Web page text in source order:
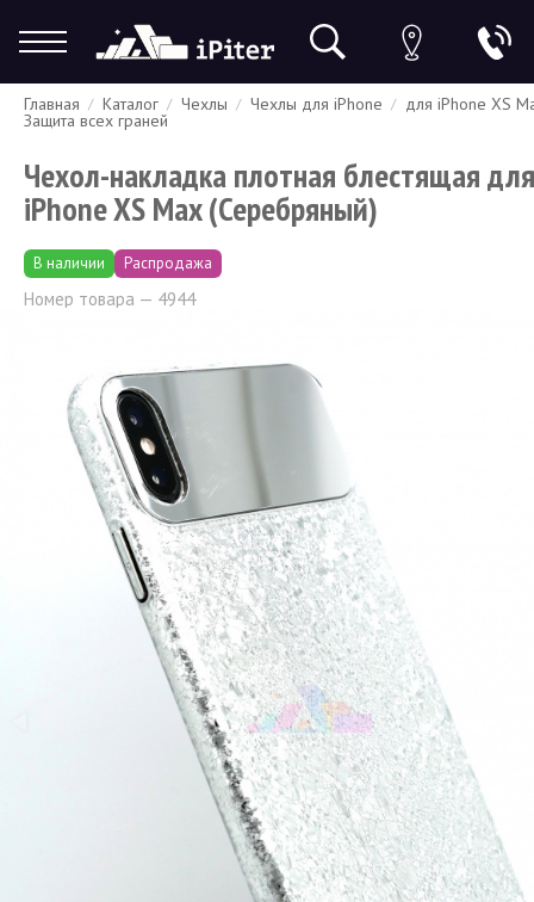
Гарантия Доставка и оплата Спецпредложения Скидки
Главная Каталог Чехлы Чехлы для iPhone для iPhone XS
Защита всех граней
Чехол-накладка плотная блестящая для
iPhone XS Max (Серебряный)
В наличии Распродажа
Номер товара — 4944